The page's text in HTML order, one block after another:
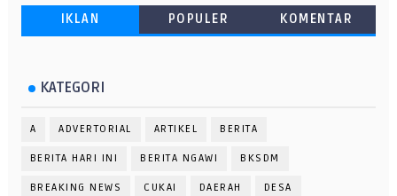
IKLAN POPULER KOMENTAR
KATEGORI
A ADVERTORIAL ARTIKEL BERITA
BERITA HARI INI BERITA NGAWI BKSDM
BREAKING NEWS CUKAI DAERAH DESA